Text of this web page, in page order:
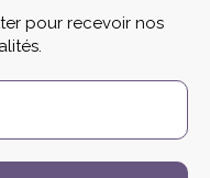
pour recevoir nos